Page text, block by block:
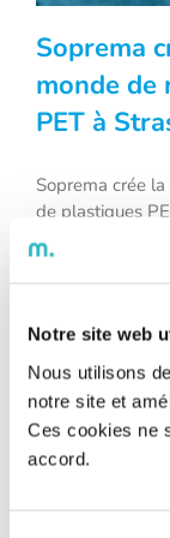
Notre site web
Nous utilisons
notre site et
Ces cookies ne
accord.
monde
Soprema
monde de
PET à
Soprema crée
de plastiques
t-il pour les
recyclable ? Qui
en France. [...]